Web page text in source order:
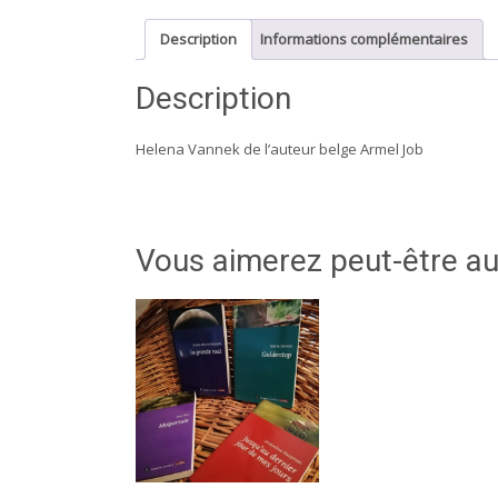
Description Informations complémentaires
Description
Helena Vannek de l’auteur belge Armel Job
Vous aimerez peut-être